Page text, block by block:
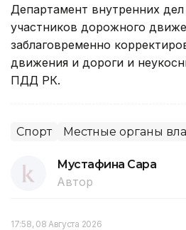
Департамент внутренних
участников дорожного
заблаговременно
движения и дороги и
ПДД РК.
Спорт Местные органы
Мустафина Сара
Автор
17:58, 08 Августа 2026